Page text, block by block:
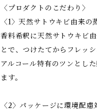
〈プロダクトのこだわり〉
〈1〉天然サトウキビ由来の
香料希釈に天然サトウキビ
とで、つけたてからフレッ
アルコール特有のツンとし
ます。
〈2〉パッケージに環境配